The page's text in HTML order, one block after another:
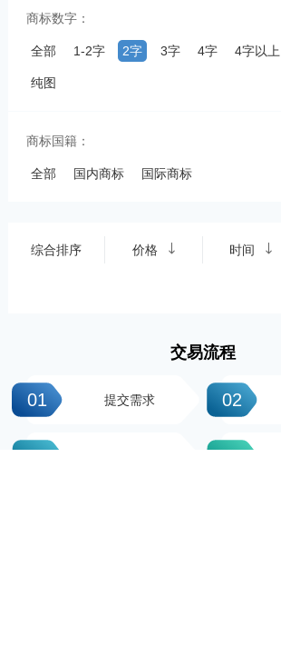
商标数字：
全部 1-2字 2字 3字 4字 4字以上
纯图
商标国籍：
全部 国内商标 国际商标
综合排序 价格 时间
交易流程
01 提交需求 02
03 04